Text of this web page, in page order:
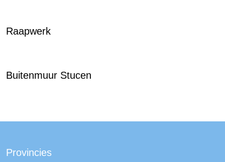
Raapwerk
Buitenmuur Stucen
Provincies